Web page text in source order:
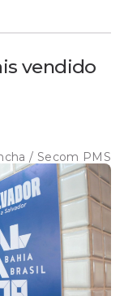
vendido
/ Secom PMS